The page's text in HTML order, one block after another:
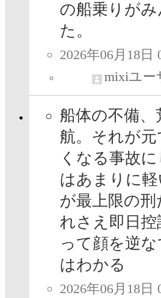
の船乗りが
た。
2026年06月18日
mixiユー
船体の不備、
航。それが元
くなる事故
はあまりに
が最上限の
れさえ即日控
って顔を逆
はわかる
2026年06月18日